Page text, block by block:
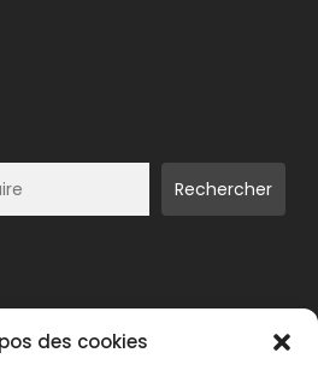
des cookies
Rechercher
Thermal Care